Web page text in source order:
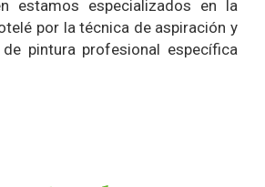
estamos especializados en la
por la técnica de aspiración y
pintura profesional específica